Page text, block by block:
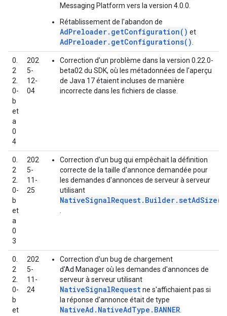
Messaging Platform vers la version 4.0.0.
Rétablissement de l'abandon de
AdPreloader.getConfiguration() et
AdPreloader.getConfigurations()
0.
2
2.
0-
b
et
a
0
4
202
5-
12-
04
Correction d'un problème dans la version 0.22.0-
beta02 du SDK, où les métadonnées de l'aperçu
de Java 17 étaient incluses de manière
incorrecte dans les fichiers de classe.
0.
2
2.
0-
b
et
a
0
3
202
5-
11-
25
Correction d'un bug qui empêchait la définition
correcte de la taille d'annonce demandée pour
les demandes d'annonces de serveur à serveur
utilisant
NativeSignalRequest.Builder.setAdSize()
0.
2
2.
0-
b
et
202
5-
11-
24
Correction d'un bug de chargement
d'Ad Manager où les demandes d'annonces de
serveur à serveur utilisant
NativeSignalRequestne s'affichaient pas si
la réponse d'annonce était de type
NativeAd.NativeAdType.BANNER